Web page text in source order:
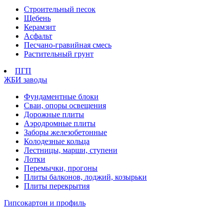
Строительный песок
Щебень
Керамзит
Асфальт
Песчано-гравийная смесь
Растительный грунт
ПГП
ЖБИ заводы
Фундаментные блоки
Сваи, опоры освещения
Дорожные плиты
Аэродромные плиты
Заборы железобетонные
Колодезные кольца
Лестницы, марши, ступени
Лотки
Перемычки, прогоны
Плиты балконов, лоджий, козырьки
Плиты перекрытия
Гипсокартон и профиль